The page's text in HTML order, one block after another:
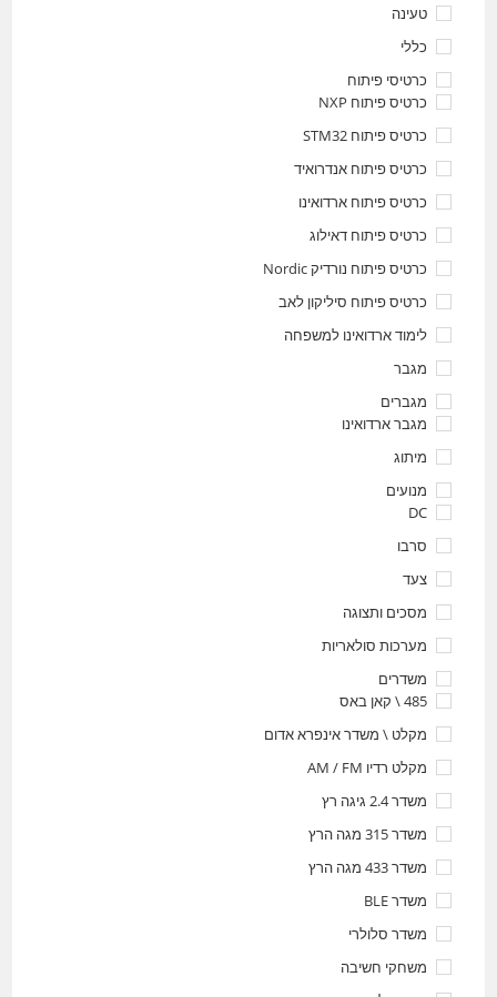
טעינה
כללי
כרטיסי פיתוח
כרטיס פיתוח NXP
כרטיס פיתוח STM32
כרטיס פיתוח אנדרואיד
כרטיס פיתוח ארדואינו
כרטיס פיתוח דאילוג
כרטיס פיתוח נורדיק Nordic
כרטיס פיתוח סיליקון לאב
לימוד ארדואינו למשפחה
מגבר
מגברים
מגבר ארדואינו
מיתוג
מנועים
DC
סרבו
צעד
מסכים ותצוגה
מערכות סולאריות
משדרים
485 \ קאן באס
מקלט \ משדר אינפרא אדום
מקלט רדיו AM / FM
משדר 2.4 גיגה רץ
משדר 315 מגה הרץ
משדר 433 מגה הרץ
משדר BLE
משדר סלולרי
משחקי חשיבה